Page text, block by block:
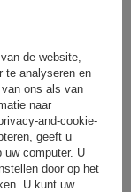
halters en
is.
dicht bij het
de website,
te analyseren en
ons als van
naar
and-cookie-
geeft u
uw computer. U
door op het
U kunt uw